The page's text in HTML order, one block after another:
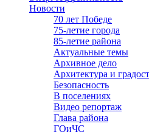
Новости
70 лет Победе
75-летие города
85-летие района
Актуальные темы
Архивное дело
Архитектура и
Безопасность
В поселениях
Видео репортаж
Глава района
ГОиЧС